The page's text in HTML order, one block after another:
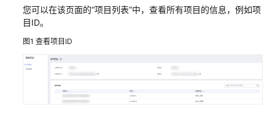
控
制
操
您可以在该页面的“项目列表”中，查看所有项目的信息，例如项
目ID。
图1 查看项目ID